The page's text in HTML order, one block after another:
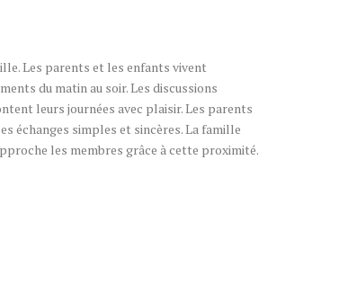
Les parents et les enfants vivent
du matin au soir. Les discussions
leurs journées avec plaisir. Les parents
échanges simples et sincères. La famille
les membres grâce à cette proximité.